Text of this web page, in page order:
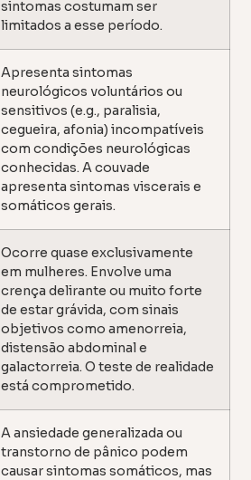
sintomas costumam ser
limitados a esse período.
Apresenta sintomas
neurológicos voluntários ou
sensitivos (e.g., paralisia,
cegueira, afonia) incompatíveis
com condições neurológicas
conhecidas. A couvade
apresenta sintomas viscerais e
somáticos gerais.
Ocorre quase exclusivamente
em mulheres. Envolve uma
crença delirante ou muito forte
de estar grávida, com sinais
objetivos como amenorreia,
distensão abdominal e
galactorreia. O teste de realidade
está comprometido.
A ansiedade generalizada ou
transtorno de pânico podem
causar sintomas somáticos, mas